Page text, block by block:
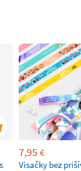
7,95 €
Visačky bez